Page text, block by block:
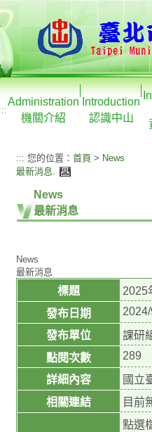
:::
Administration
機關介紹
Introduction
認識中山
::: 您的位置： 首頁 > News
最新消息.
News
最新消息
News
最新消息
標題
2025
發布日期
發布單位
課研
點閱次數
289
詳細內容
國立
相關連結
目前
點選